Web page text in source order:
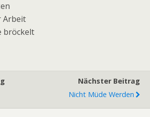
Arbeit
bröckelt
Nächster Beitrag
Nicht Müde Werden